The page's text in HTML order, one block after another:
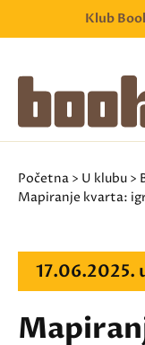
Klub
Početna > U klubu >
Mapiranje kvarta:
17.06.2025.